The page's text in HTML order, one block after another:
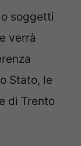
soggetti
verrà
Stato, le
di Trento